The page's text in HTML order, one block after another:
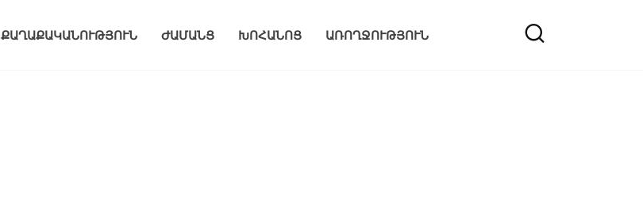
ՔԱՂԱՔԱԿԱՆՈՒԹՅՈՒՆ ԺԱՄԱՆՑ ԽՈՀԱՆՈՑ ԱՌՈՂՋՈՒԹՅՈՒՆ